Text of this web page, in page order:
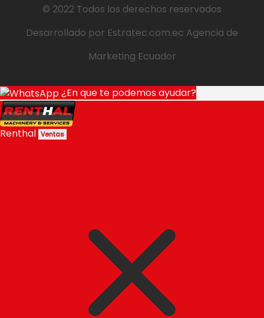
© 2022 Todos los derechos reservados
Desarrollado por Estratec.com.ec Agencia de
Marketing Ecuador
¿En que te podemos ayudar?
Renthal Ventas